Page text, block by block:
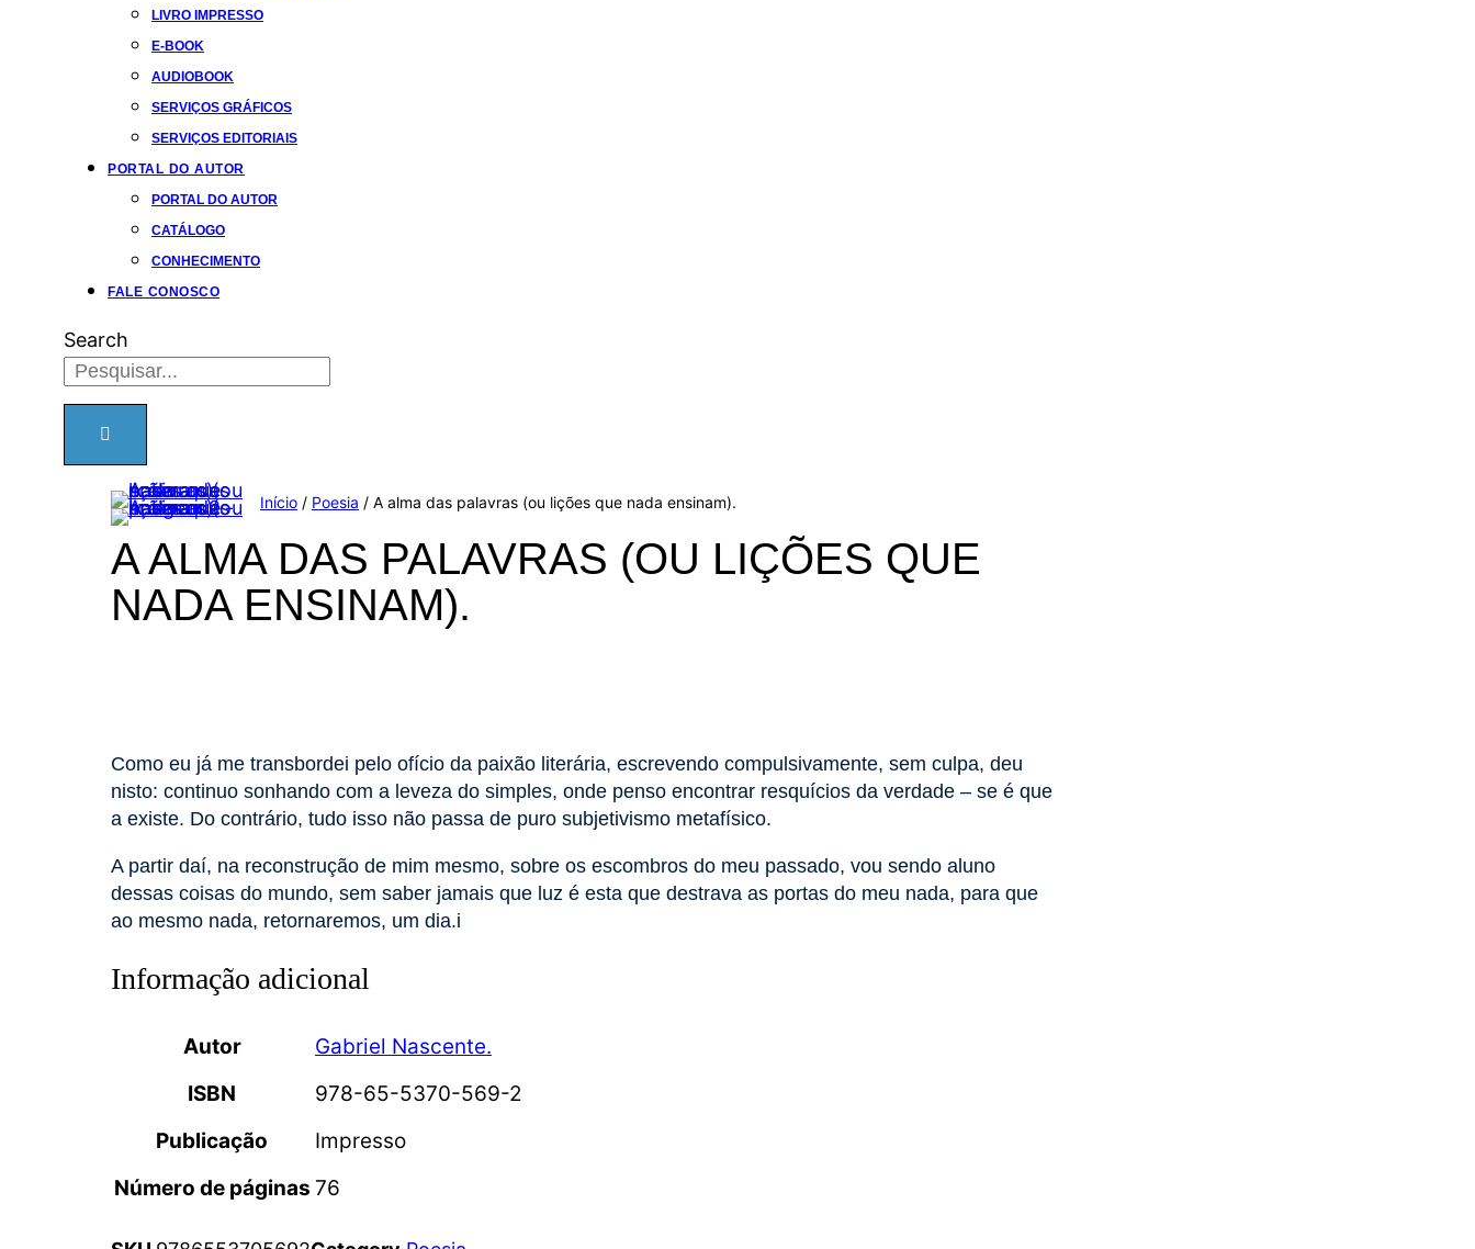
LIVRO IMPRESSO
E-BOOK
AUDIOBOOK
SERVIÇOS GRÁFICOS
SERVIÇOS EDITORIAIS
PORTAL DO AUTOR
PORTAL DO AUTOR
CATÁLOGO
CONHECIMENTO
FALE CONOSCO
Search
Início/ Poesia / A alma das palavras (ou lições que nada ensinam).
A ALMA DAS PALAVRAS (OU LIÇÕES QUE
NADA ENSINAM).
Como eu já me transbordei pelo ofício da paixão literária, escrevendo compulsivamente, sem culpa, deu
nisto: continuo sonhando com a leveza do simples, onde penso encontrar resquícios da verdade – se é que
a existe. Do contrário, tudo isso não passa de puro subjetivismo metafísico.
A partir daí, na reconstrução de mim mesmo, sobre os escombros do meu passado, vou sendo aluno
dessas coisas do mundo, sem saber jamais que luz é esta que destrava as portas do meu nada, para que
ao mesmo nada, retornaremos, um dia.i
Informação adicional
Autor
Gabriel Nascente.
ISBN
978-65-5370-569-2
Publicação
Impresso
Número de páginas 76